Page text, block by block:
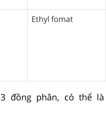
Ethyl fomat
đồng phân, có thể là